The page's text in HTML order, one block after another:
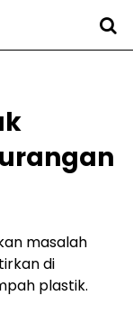
masalah
di
plastik.